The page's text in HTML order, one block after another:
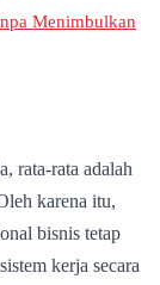
Menimbulkan
rata-rata adalah
karena itu,
bisnis tetap
kerja secara